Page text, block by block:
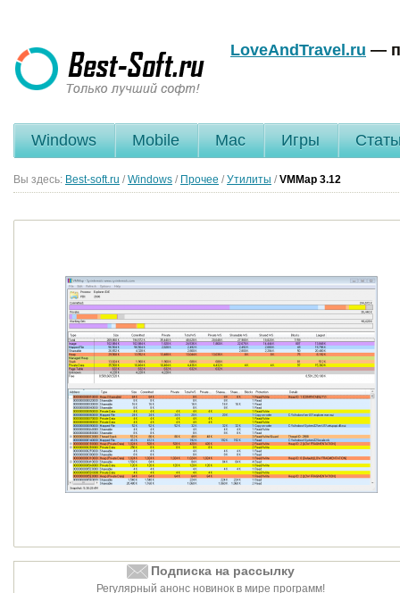
LoveAndTravel.ru —
Windows Mobile Mac Игры
Вы здесь: Best-soft.ru / Windows / Прочее / Утилиты / VMMap 3.12
Подписка на рассылку
Регулярный анонс новинок в мире программ!